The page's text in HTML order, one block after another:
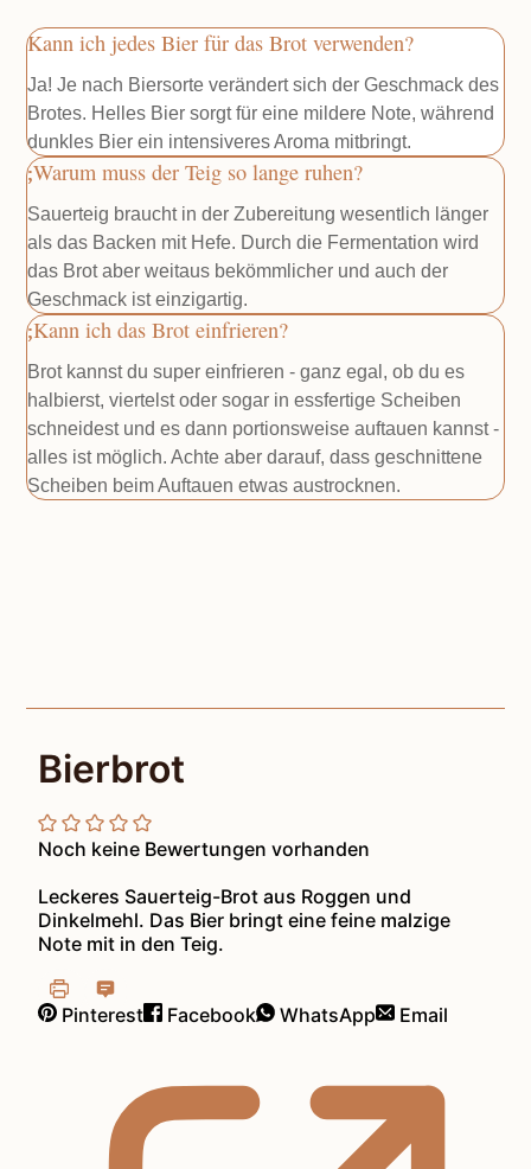
Kann ich jedes Bier für das Brot verwenden?
Ja! Je nach Biersorte verändert sich der Geschmack des
Brotes. Helles Bier sorgt für eine mildere Note, während
dunkles Bier ein intensiveres Aroma mitbringt.
Warum muss der Teig so lange ruhen?
Sauerteig braucht in der Zubereitung wesentlich länger
als das Backen mit Hefe. Durch die Fermentation wird
das Brot aber weitaus bekömmlicher und auch der
Geschmack ist einzigartig.
Kann ich das Brot einfrieren?
Brot kannst du super einfrieren - ganz egal, ob du es
halbierst, viertelst oder sogar in essfertige Scheiben
schneidest und es dann portionsweise auftauen kannst -
alles ist möglich. Achte aber darauf, dass geschnittene
Scheiben beim Auftauen etwas austrocknen.
Bierbrot
Noch keine Bewertungen vorhanden
Leckeres Sauerteig-Brot aus Roggen und
Dinkelmehl. Das Bier bringt eine feine malzige
Note mit in den Teig.
Pinterest Facebook WhatsApp Email